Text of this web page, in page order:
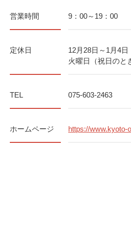
営業時間 9：00～19：00
定休日
12月28日～1月4日
火曜日（祝日のと
TEL 075-603-2463
ホームページ https://